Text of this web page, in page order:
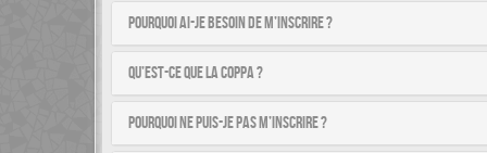
Pourquoi ai-je besoin de m’inscrire ?
Qu’est-ce que la COPPA ?
Pourquoi ne puis-je pas m’inscrire ?